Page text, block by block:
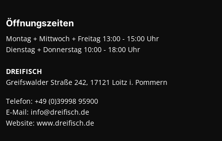
Öffnungszeiten
Montag + Mittwoch + Freitag 13:00 - 15:00 Uhr
Dienstag + Donnerstag 10:00 - 18:00 Uhr
DREIFISCH
Greifswalder Straße 242, 17121 Loitz i. Pommern
Telefon: +49 (0)39998 95900
E-Mail: info@dreifisch.de
Website: www.dreifisch.de